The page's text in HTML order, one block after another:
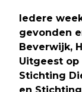
Iedere
gevonden
Beverwijk,
Uitgeest op
Stichting
en